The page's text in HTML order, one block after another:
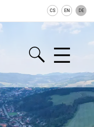
CS EN DE